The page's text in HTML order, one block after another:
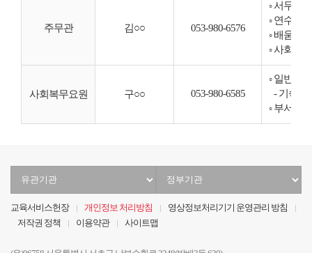
주무관 김○○ 053-980-6576
◦ 서무 업
◦ 연수과
◦ 배움누
◦ 사회복
사회복무요원 구○○ 053-980-6585
◦ 일반행
- 기숙사
◦ 부서 물
교육서비스헌장 개인정보 처리방침
영상정보처리기기 운영관리 방침
저작권 정책
이용약관 사이트맵
관
선
관
선